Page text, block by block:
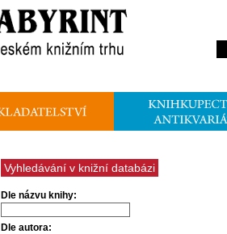
Vyhledávání v knižní databázi
Dle názvu knihy:
Dle autora: